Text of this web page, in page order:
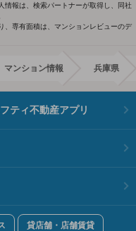
情報は、検索パートナーが取得し、同社
、専有面積は、マンションレビューのデ
マンション情報 兵庫県
ティ不動産アプリ
貸店舗・店舗賃貸